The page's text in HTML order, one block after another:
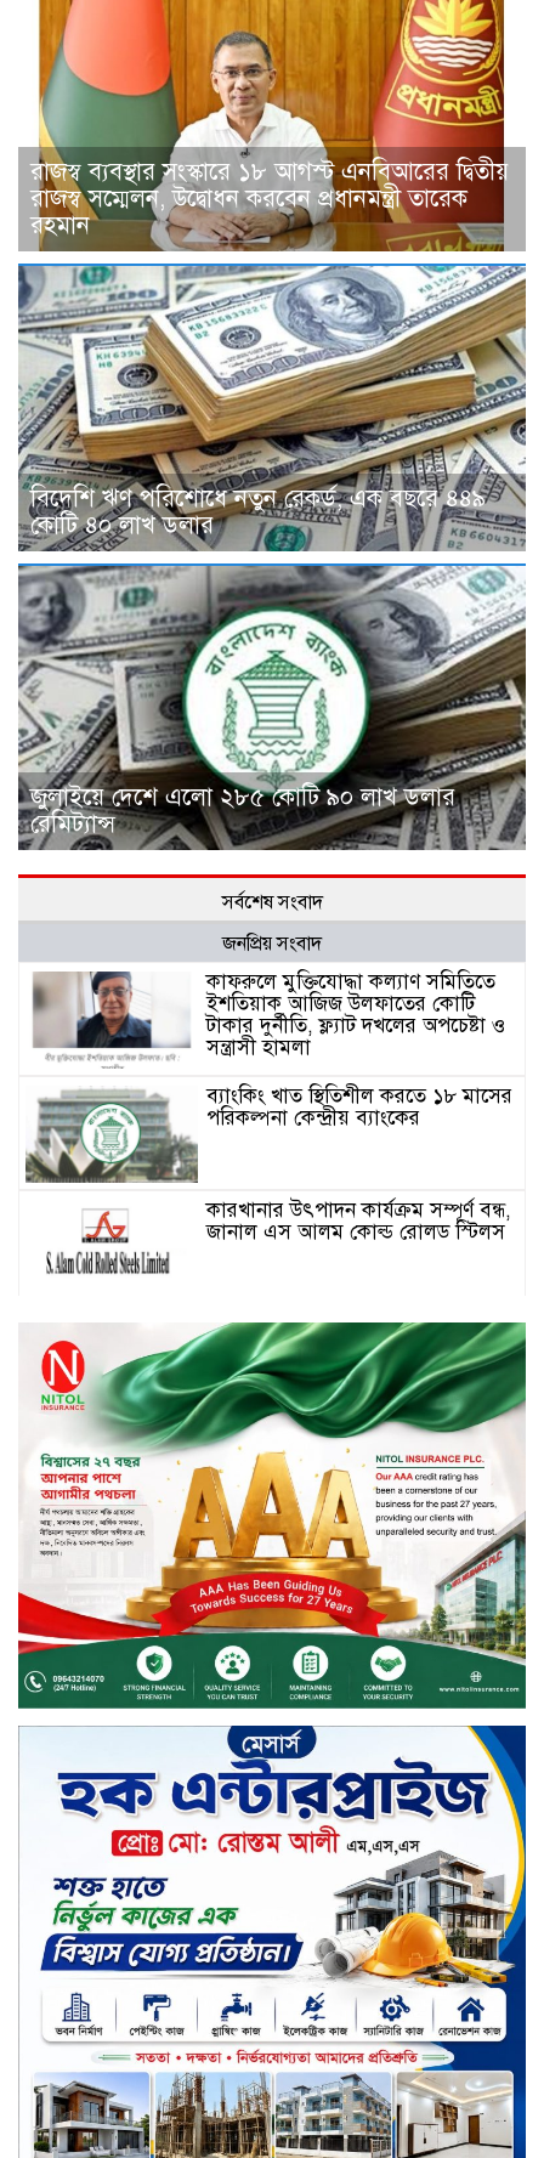
রাজস্ব ব্যবস্থার সংস্কারে ১৮ আগস্ট এনবিআরের দ্বিতীয়
রাজস্ব সম্মেলন, উদ্বোধন করবেন প্রধানমন্ত্রী তারেক
রহমান
বিদেশি ঋণ পরিশোধে নতুন রেকর্ড, এক বছরে ৪৪৯
কোটি ৪০ লাখ ডলার
জুলাইয়ে দেশে এলো ২৮৫ কোটি ৯০ লাখ ডলার
রেমিট্যান্স
সর্বশেষ সংবাদ
জনপ্রিয় সংবাদ
কাফরুলে মুক্তিযোদ্ধা কল্যাণ সমিতিতে
ইশতিয়াক আজিজ উলফাতের কোটি
টাকার দুর্নীতি, ফ্ল্যাট দখলের অপচেষ্টা ও
সন্ত্রাসী হামলা
ব্যাংকিং খাত স্থিতিশীল করতে ১৮ মাসের
পরিকল্পনা কেন্দ্রীয় ব্যাংকের
কারখানার উৎপাদন কার্যক্রম সম্পূর্ণ বন্ধ,
জানাল এস আলম কোল্ড রোলড স্টিলস
দীর্ঘস্থায়ী ৭,৫০০ এমএএইচ ব্যাটারি
এবং শক্তিশালী গরিলা গ্লাস ৭আই সুরক্ষা
নিয়ে শাওমি উন্মোচন করল নতুন রেডমি
১৭
২০২৫-২৬ অর্থবছরে এনবিআরের রাজস্ব
আদায় ৪.১৫ লাখ কোটি টাকা
সপ্তাহের তৃতীয় কার্যদিবসে লেনদেনের
শীর্ষে একমি পেস্টিসাইড
সপ্তাহের তৃতীয় কার্যদিবসে দরবৃদ্ধির
শীর্ষে সেন্ট্রাল ইন্সুরেন্স
সপ্তাহের তৃতীয় কার্যদিবসে দরপতনের
শীর্ষে রিং শাইন টেক্সটাইল
টাঙ্গাইলে জুলাই গণঅভ্যুত্থান দিবস
পালিত
জাতিসংঘের হিসাব ও সরকারি গেজেটের
বাইরে থাকা ৫৬৪ নিহতের পরিচয়
প্রকাশের দাবি বিসিআরএসের
চুয়াডাঙ্গায় পুষ্পস্তবক অর্পণ ও আলোচনা
সভার মধ্য দিয়ে জুলাই গণঅভ্যুত্থান